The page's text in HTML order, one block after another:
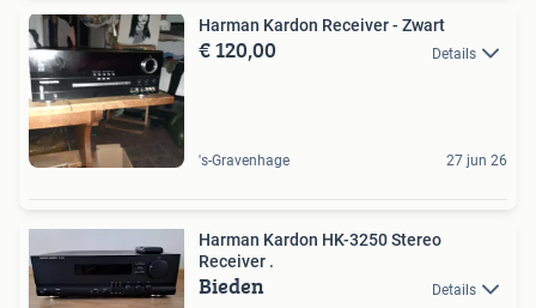
Harman Kardon Receiver - Zwart
€ 120,00 Details
's-Gravenhage 27 jun 26
Harman Kardon HK-3250 Stereo
Receiver .
Bieden Details